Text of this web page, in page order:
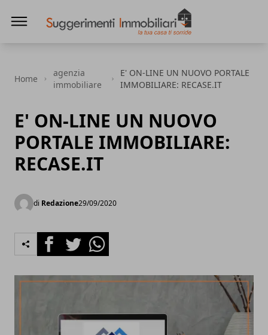
Home
agenzia
immobiliare
E' ON-LINE UN NUOVO PORTALE
IMMOBILIARE: RECASE.IT
E' ON-LINE UN NUOVO
PORTALE IMMOBILIARE:
RECASE.IT
di Redazione29/09/2020
FacebookTwitterWhatsapp